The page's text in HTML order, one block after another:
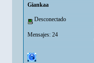
Giankaa
Desconectado
Mensajes: 24